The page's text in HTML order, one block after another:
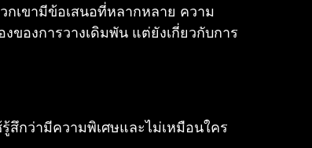
เขามีข้อเสนอที่หลากหลาย ความ
องการวางเดิมพัน แต่ยังเกี่ยวกับการ
สึกว่ามีความพิเศษและไม่เหมือนใคร